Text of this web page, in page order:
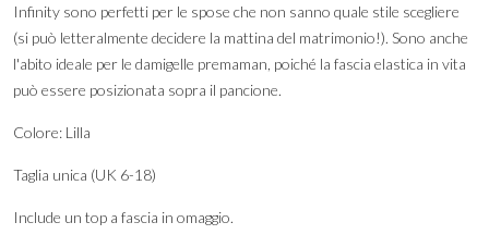
Infinity sono perfetti per le spose che non sanno quale stile scegliere
(si può letteralmente decidere la mattina del matrimonio!). Sono anche
l'abito ideale per le damigelle premaman, poiché la fascia elastica in vita
può essere posizionata sopra il pancione.
Colore: Lilla
Taglia unica (UK 6-18)
Include un top a fascia in omaggio.